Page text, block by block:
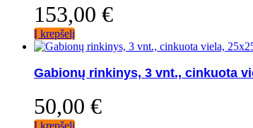
153,00 €
Į krepšelį
Gabionų rinkinys, 3 vnt., cinkuota
50,00 €
Į krepšelį